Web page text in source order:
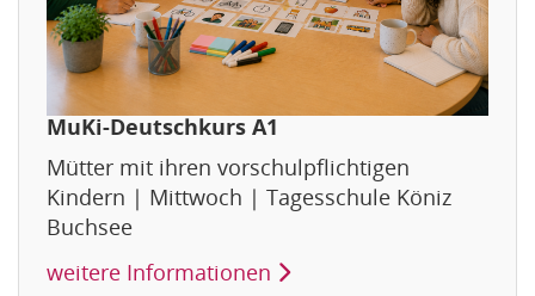
MuKi-Deutschkurs A1
Mütter mit ihren vorschulpflichtigen
Kindern | Mittwoch | Tagesschule Köniz
Buchsee
weitere Informationen